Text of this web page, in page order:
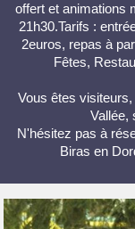
offert et animations
21h30.Tarifs :
2euros, repas à
Fêtes,
Vous êtes
Vallée,
N'hésitez pas à
Biras en